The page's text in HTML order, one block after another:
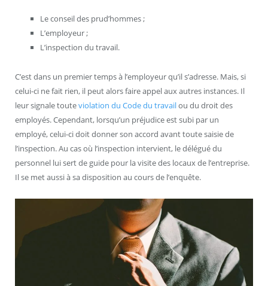
Le conseil des prud’hommes ;
L’employeur ;
L’inspection du travail.
C’est dans un premier temps à l’employeur qu’il s’adresse. Mais, si
celui-ci ne fait rien, il peut alors faire appel aux autres instances. Il
leur signale touteviolation du Code du travailou du droit des
employés. Cependant, lorsqu’un préjudice est subi par un
employé, celui-ci doit donner son accord avant toute saisie de
l’inspection. Au cas où l’inspection intervient, le délégué du
personnel lui sert de guide pour la visite des locaux de l’entreprise.
Il se met aussi à sa disposition au cours de l’enquête.